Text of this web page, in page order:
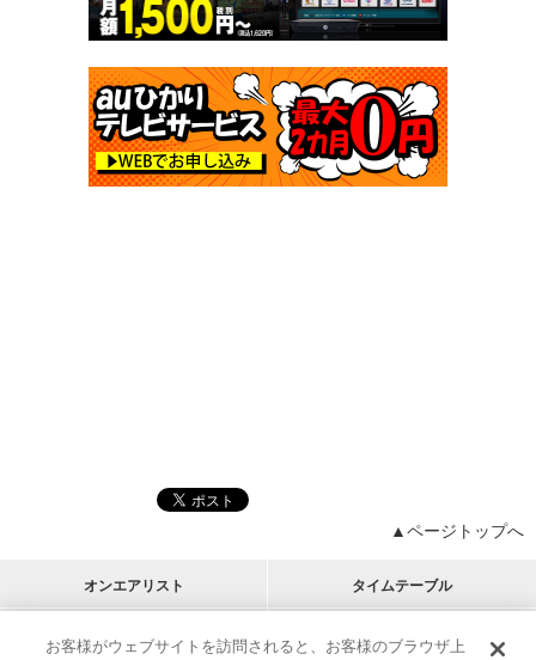
▲ページトップへ
オンエアリスト タイムテーブル
プログラムリスト チャート
お客様がウェブサイトを訪問されると、お客様のブラウザ上